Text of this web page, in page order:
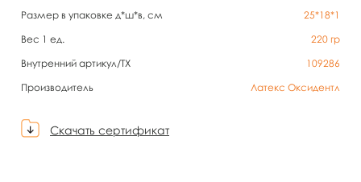
Размер в упаковке д*ш*в, см
25*18*1
Вес 1 ед.
220 гр
Внутренний артикул/TX
109286
Производитель
Латекс Оксидентл
Скачать сертификат